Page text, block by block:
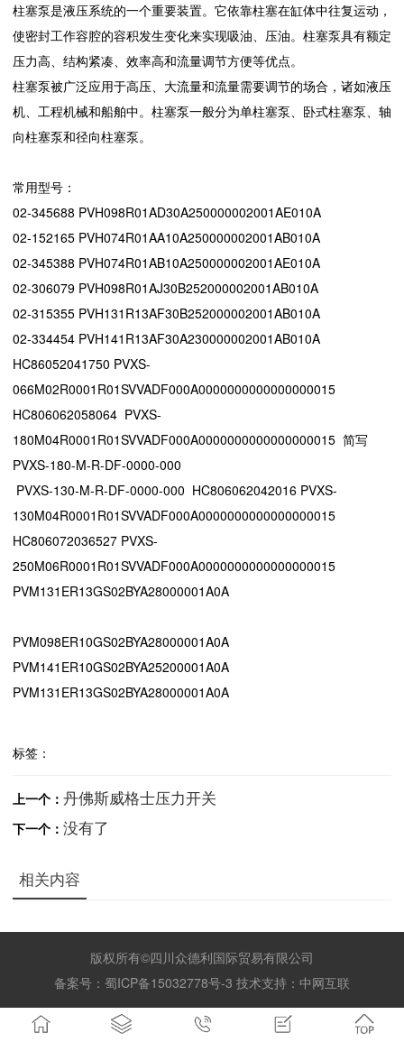
柱塞泵是液压系统的一个重要装置。它依靠柱塞在缸体中往复运动，
使密封工作容腔的容积发生变化来实现吸油、压油。柱塞泵具有额定
压力高、结构紧凑、效率高和流量调节方便等优点。
柱塞泵被广泛应用于高压、大流量和流量需要调节的场合，诸如液压
机、工程机械和船舶中。柱塞泵一般分为单柱塞泵、卧式柱塞泵、轴
向柱塞泵和径向柱塞泵。
常用型号：
02-345688 PVH098R01AD30A250000002001AE010A
02-152165 PVH074R01AA10A250000002001AB010A
02-345388 PVH074R01AB10A250000002001AE010A
02-306079 PVH098R01AJ30B252000002001AB010A
02-315355 PVH131R13AF30B252000002001AB010A
02-334454 PVH141R13AF30A230000002001AB010A
HC86052041750 PVXS-
066M02R0001R01SVVADF000A0000000000000000015
HC806062058064 PVXS-
180M04R0001R01SVVADF000A0000000000000000015 简写
PVXS-180-M-R-DF-0000-000
PVXS-130-M-R-DF-0000-000 HC806062042016 PVXS-
130M04R0001R01SVVADF000A0000000000000000015
HC806072036527 PVXS-
250M06R0001R01SVVADF000A0000000000000000015
PVM131ER13GS02BYA28000001A0A
PVM098ER10GS02BYA28000001A0A
PVM141ER10GS02BYA25200001A0A
PVM131ER13GS02BYA28000001A0A
标签：
上一个： 丹佛斯威格士压力开关
下一个： 没有了
相关内容
版权所有©四川众德利国际贸易有限公司
备案号： 蜀ICP备15032778号-3 技术支持： 中网互联